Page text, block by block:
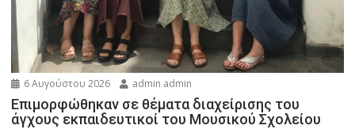
6 Αυγούστου 2026 admin admin
Eπιμορφώθηκαν σε θέματα διαχείρισης του
άγχους εκπαιδευτικοί του Μουσικού Σχολείου